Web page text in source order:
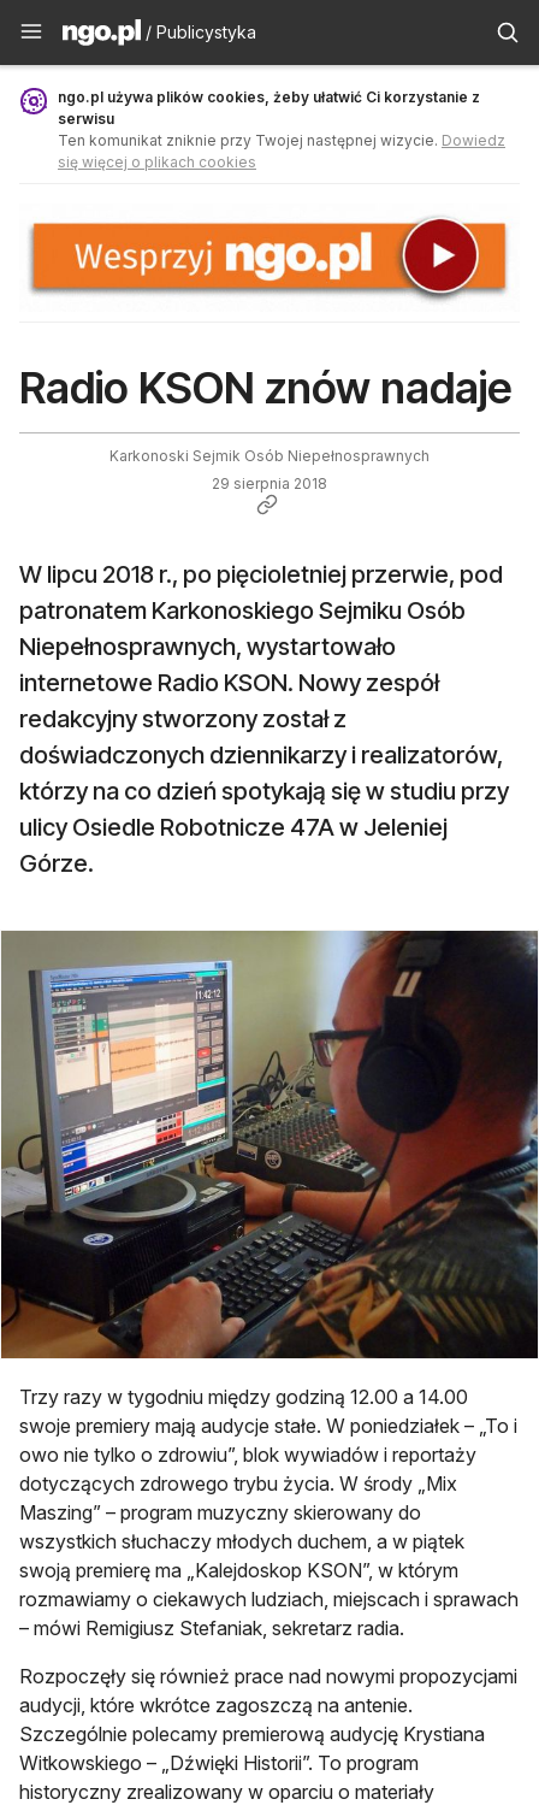
Publicystyka - ngo.pl
/ Publicystyka
ngo.pl używa plików cookies, żeby ułatwić Ci korzystanie z
serwisu
Ten komunikat zniknie przy Twojej następnej wizycie. Dowiedz
się więcej o plikach cookies
Radio KSON znów nadaje
Karkonoski Sejmik Osób Niepełnosprawnych
29 sierpnia 2018
W lipcu 2018 r., po pięcioletniej przerwie, pod
patronatem Karkonoskiego Sejmiku Osób
Niepełnosprawnych, wystartowało
internetowe Radio KSON. Nowy zespół
redakcyjny stworzony został z
doświadczonych dziennikarzy i realizatorów,
którzy na co dzień spotykają się w studiu przy
ulicy Osiedle Robotnicze 47A w Jeleniej
Górze.
Trzy razy w tygodniu między godziną 12.00 a 14.00
swoje premiery mają audycje stałe. W poniedziałek – „To i
owo nie tylko o zdrowiu”, blok wywiadów i reportaży
dotyczących zdrowego trybu życia. W środy „Mix
Maszing” – program muzyczny skierowany do
wszystkich słuchaczy młodych duchem, a w piątek
swoją premierę ma „Kalejdoskop KSON”, w którym
rozmawiamy o ciekawych ludziach, miejscach i sprawach
– mówi Remigiusz Stefaniak, sekretarz radia.
Rozpoczęły się również prace nad nowymi propozycjami
audycji, które wkrótce zagoszczą na antenie.
Szczególnie polecamy premierową audycję Krystiana
Witkowskiego – „Dźwięki Historii”. To program
historyczny zrealizowany w oparciu o materiały